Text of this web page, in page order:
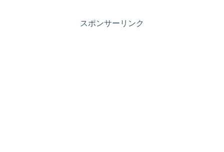
スポンサーリンク